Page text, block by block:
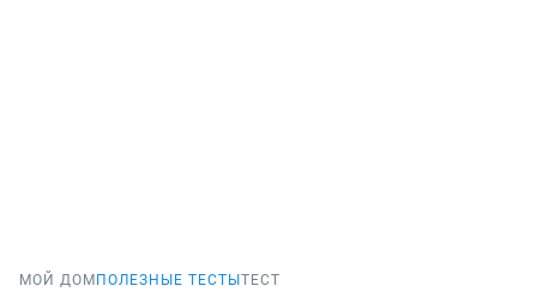
МОЙ ДОМ ПОЛЕЗНЫЕ ТЕСТЫ ТЕСТ